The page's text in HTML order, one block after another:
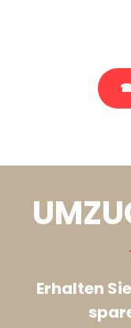
☎
Erhalten